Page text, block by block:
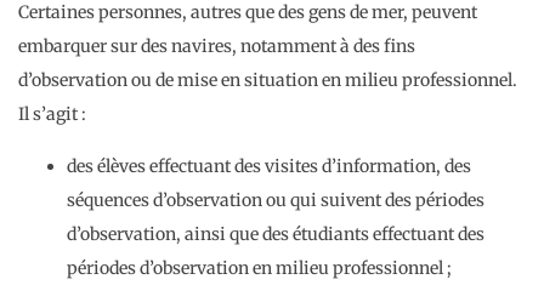
Certaines personnes, autres que des gens de mer, peuvent
embarquer sur des navires, notamment à des fins
d’observation ou de mise en situation en milieu professionnel.
Il s’agit :
des élèves effectuant des visites d’information, des
séquences d’observation ou qui suivent des périodes
d’observation, ainsi que des étudiants effectuant des
périodes d’observation en milieu professionnel ;